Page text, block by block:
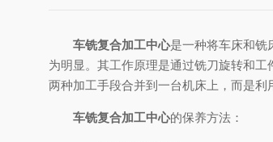
车铣复合加工中心是一种将车床和铣
为明显。其工作原理是通过铣刀旋转和
两种加工手段合并到一台机床上，而是利
车铣复合加工中心的保养方法：